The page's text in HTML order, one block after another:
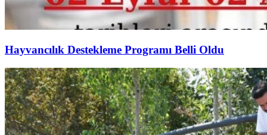
Hayvancılık Destekleme Programı Belli Oldu